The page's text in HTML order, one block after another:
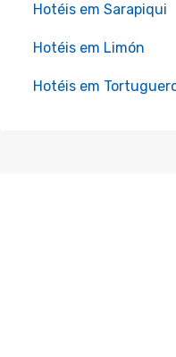
Hotéis em Sarapiqui
Hotéis em Limón
Hotéis em